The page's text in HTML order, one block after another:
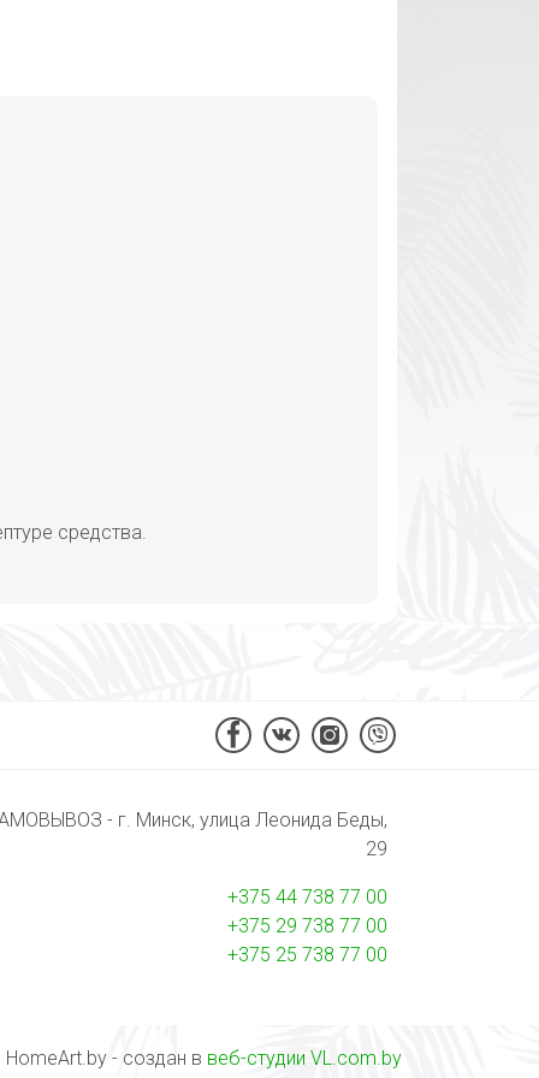
средства.
- г. Минск, улица Леонида Беды,
29
+375 44 738 77 00
+375 29 738 77 00
+375 25 738 77 00
- создан в веб-студии VL.com.by